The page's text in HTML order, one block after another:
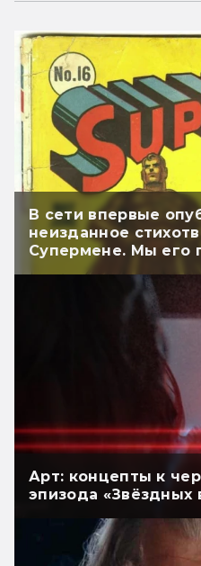
В сети впервые
неизданное
Супермене. Мы его
Арт: концепты к
эпизода «Звёздных